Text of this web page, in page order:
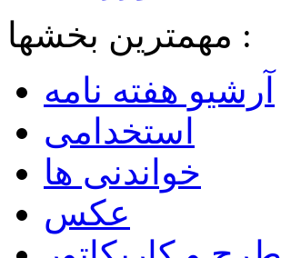
مهمترین بخشها :
آرشیو هفته نامه
استخدامی
خواندنی ها
عکس